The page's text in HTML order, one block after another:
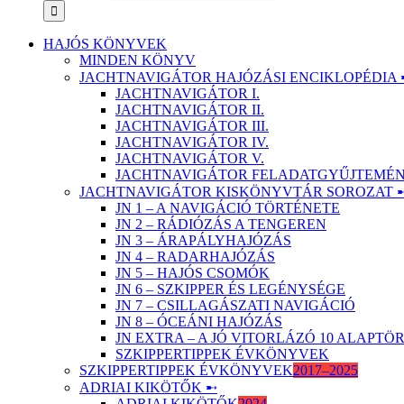
HAJÓS KÖNYVEK
MINDEN KÖNYV
JACHTNAVIGÁTOR HAJÓZÁSI ENCIKLOPÉDIA
JACHTNAVIGÁTOR I.
JACHTNAVIGÁTOR II.
JACHTNAVIGÁTOR III.
JACHTNAVIGÁTOR IV.
JACHTNAVIGÁTOR V.
JACHTNAVIGÁTOR
JACHTNAVIGÁTOR KISKÖNYVTÁR SOROZAT
JN 1 – A NAVIGÁCIÓ TÖRTÉNETE
JN 2 – RÁDIÓZÁS A TENGEREN
JN 3 – ÁRAPÁLYHAJÓZÁS
JN 4 – RADARHAJÓZÁS
JN 5 – HAJÓS CSOMÓK
JN 6 – SZKIPPER ÉS LEGÉNYSÉGE
JN 7 – CSILLAGÁSZATI NAVIGÁCIÓ
JN 8 – ÓCEÁNI HAJÓZÁS
JN EXTRA – A JÓ VITORLÁZÓ 10
SZKIPPERTIPPEK ÉVKÖNYVEK
SZKIPPERTIPPEK ÉVKÖNYVEK2017–2025
ADRIAI KIKÖTŐK ➸